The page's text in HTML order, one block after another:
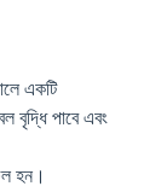
একটি
বৃদ্ধি পাবে এবং
হন।